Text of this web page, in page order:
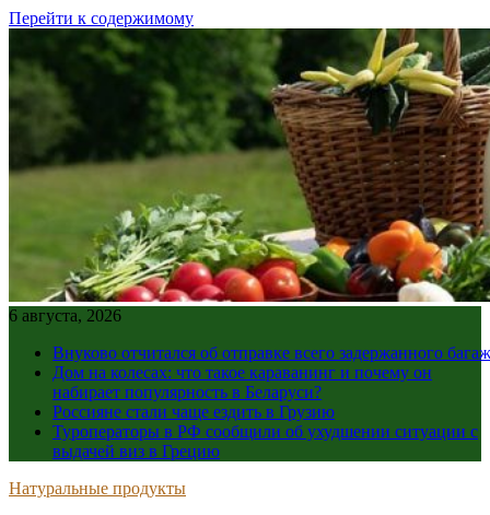
Перейти к содержимому
6 августа, 2026
Внуково отчитался об отправке всего задержанного
Дом на колесах: что такое караванинг и почему он
набирает популярность в Беларуси?
Россияне стали чаще ездить в Грузию
Туроператоры в РФ сообщили об ухудшении ситуации с
выдачей виз в Грецию
Натуральные продукты